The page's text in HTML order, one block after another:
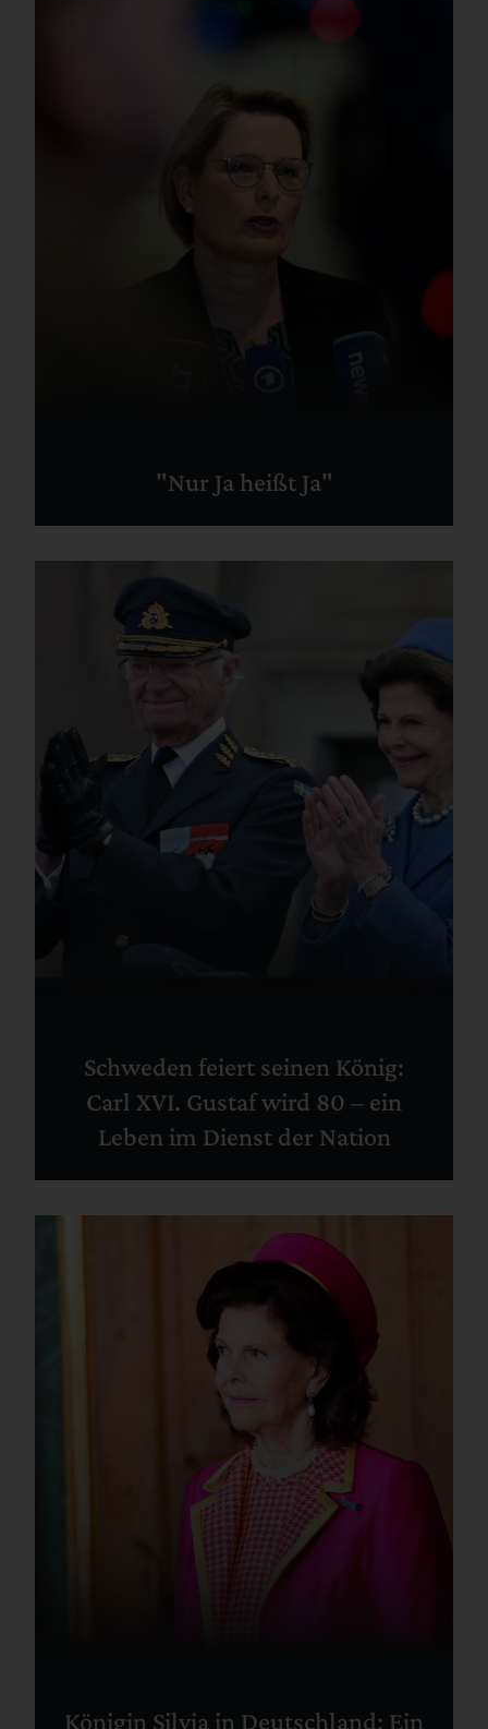
"Nur Ja heißt Ja"
Schweden feiert seinen König:
Carl XVI. Gustaf wird 80 – ein
Leben im Dienst der Nation
Königin Silvia in Deutschland: Ein